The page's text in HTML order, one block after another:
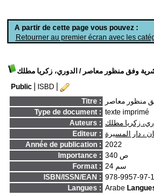
A partir de cette page vous pouvez :
Retourner au premier écran avec les
وفق منظور معاصر / الدوري، زكريا مطلك
Public
ISBD
Titre :
منظور معاصر
Type de document : texte imprimé
Auteurs : زكريا مطلك
Editeur : ، دار المسيرة
Année de publication : 2022
Importance :
340 ص
Format :
24 سم
ISBN/ISSN/EAN : 978-9957-97-
Langues : Arabe